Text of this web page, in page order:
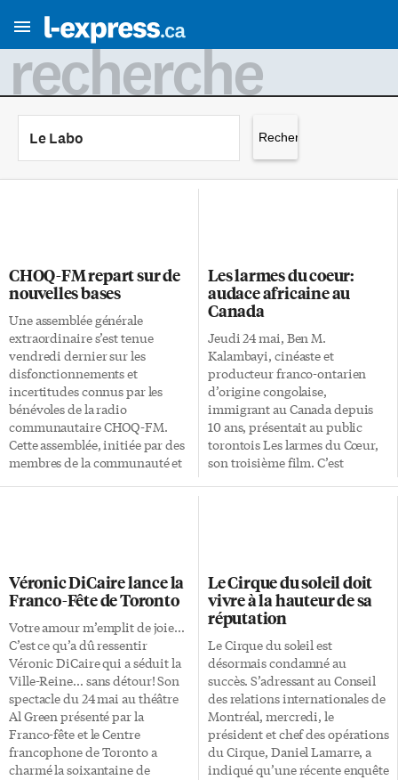
recherche
CHOQ-FM repart sur de
nouvelles bases
Une assemblée générale
extraordinaire s’est tenue
vendredi dernier sur les
disfonctionnements et
incertitudes connus par les
bénévoles de la radio
communautaire CHOQ-FM.
Cette assemblée, initiée par des
membres de la communauté et
grossières et impardonnables
erreurs. C’était donc une
réunion sous haute tension aux
vues de l’ordre du jour
annoncé. Cette assemblée
générale extraordinaire, placée
sous le signe de la transition et
peut-être du renouveau, a
alimenté […]
Les larmes du coeur:
audace africaine au
Canada
Jeudi 24 mai, Ben M.
Kalambayi, cinéaste et
producteur franco-ontarien
d’origine congolaise,
immigrant au Canada depuis
10 ans, présentait au public
torontois Les larmes du Cœur,
son troisième film. C’est
race blanche, nommée Chloé.
En arrière-fond, c’est le choc
des cultures qui est raconté.
Ben Kalambayi est le fondateur
de l’association Cinéma
Masques d’Afrique. Son œuvre
en tant que cinéaste a démarré
en 2003, lorsque le producteur-
réalisateur habitait encore à […]
Véronic DiCaire lance la
Franco-Fête de Toronto
Votre amour m’emplit de joie…
C’est ce qu’a dû ressentir
Véronic DiCaire qui a séduit la
Ville-Reine… sans détour! Son
spectacle du 24 mai au théâtre
Al Green présenté par la
Franco-fête et le Centre
francophone de Toronto a
charmé la soixantaine de
Le Cirque du soleil doit
vivre à la hauteur de sa
réputation
Le Cirque du soleil est
désormais condamné au
succès. S’adressant au Conseil
des relations internationales de
Montréal, mercredi, le
président et chef des opérations
du Cirque, Daniel Lamarre, a
indiqué qu’une récente enquête